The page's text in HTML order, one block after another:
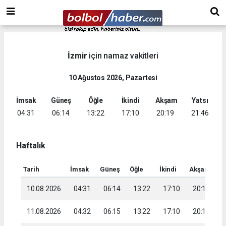
İzmir için namaz vakitleri
10 Ağustos 2026, Pazartesi
İmsak
04:31
Güneş
06:14
Öğle
13:22
İkindi
17:10
Akşam
20:19
Yatsı
21:46
Haftalık
Tarih İmsak Güneş Öğle İkindi Akşam
10.08.2026 04:31 06:14 13:22 17:10 20:19
11.08.2026 04:32 06:15 13:22 17:10 20:18